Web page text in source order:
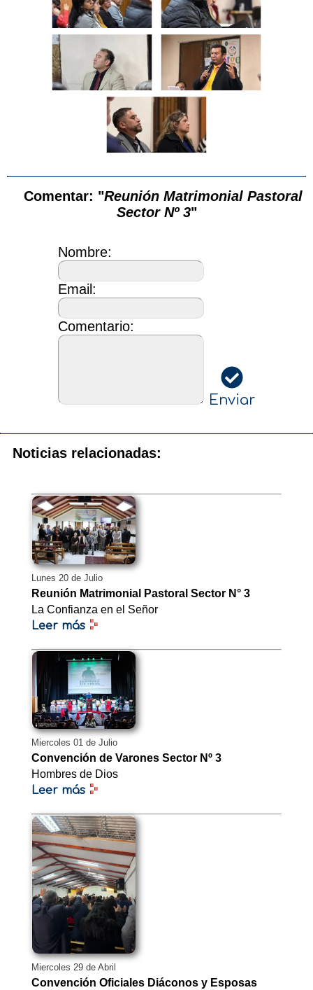
Comentar: "Reunión Matrimonial Pastoral
Sector Nº 3"
Nombre:
Email:
Comentario:
Enviar
Noticias relacionadas:
Lunes 20 de Julio
Reunión Matrimonial Pastoral Sector N° 3
La Confianza en el Señor
Leer más
Miercoles 01 de Julio
Convención de Varones Sector Nº 3
Hombres de Dios
Leer más
Miercoles 29 de Abril
Convención Oficiales Diáconos y Esposas